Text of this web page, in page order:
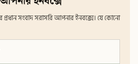
প্রধান সংবাদ সরাসরি আপনার ইনবক্সে। যে কোনো